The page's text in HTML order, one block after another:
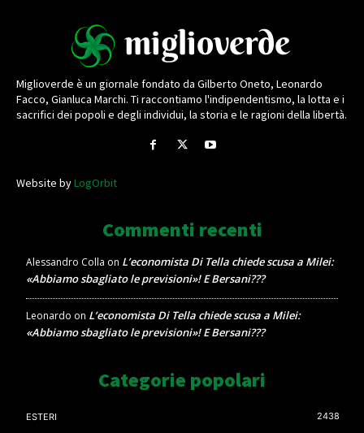
Miglioverde è un giornale fondato da Gilberto Oneto, Leonardo
Facco, Gianluca Marchi. Ti raccontiamo l'indipendentismo, la lotta e i
sacrifici dei popoli e degli individui, la storia e le ragioni della libertà.
Website byLogOrbit
Commenti recenti
Alessandro Colla on L’economista Di Tella chiede scusa a Milei:
«Abbiamo sbagliato le previsioni»! E Bersani???
Leonardo on L’economista Di Tella chiede scusa a Milei:
«Abbiamo sbagliato le previsioni»! E Bersani???
Categorie popolari
ESTERI 2438